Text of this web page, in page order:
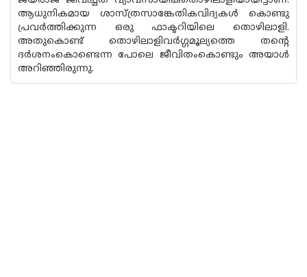
ആധുനികമായ ശാസ്ത്രസാങ്കേതികവിദ്യകൾ കൊണ്ടു
പ്രവർത്തിക്കുന്ന ഒരു ഫാക്ടറിയിലെ തൊഴിലാളി.
അതുകൊണ്ട് തൊഴിലാളിവർഗ്ഗമൂല്യത്തെ തന്റെ
ദർശനംകൊണ്ടെന്ന പോലെ ജീവിതംകൊണ്ടും അയാൾ
അറിഞ്ഞിരുന്നു.